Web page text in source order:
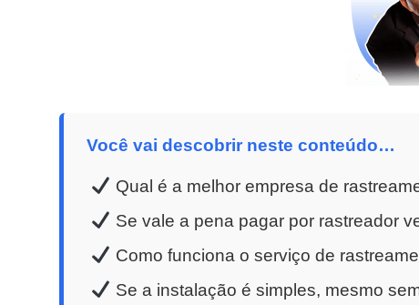
Você vai descobrir neste conteúdo…
Qual é a melhor empresa de
Se vale a pena pagar por rastreador
Como funciona o serviço de
Se a instalação é simples, mesmo